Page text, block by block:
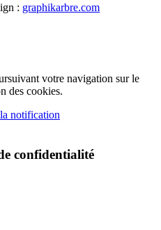
: graphikarbre.com
votre navigation sur le
des cookies.
notification
confidentialité